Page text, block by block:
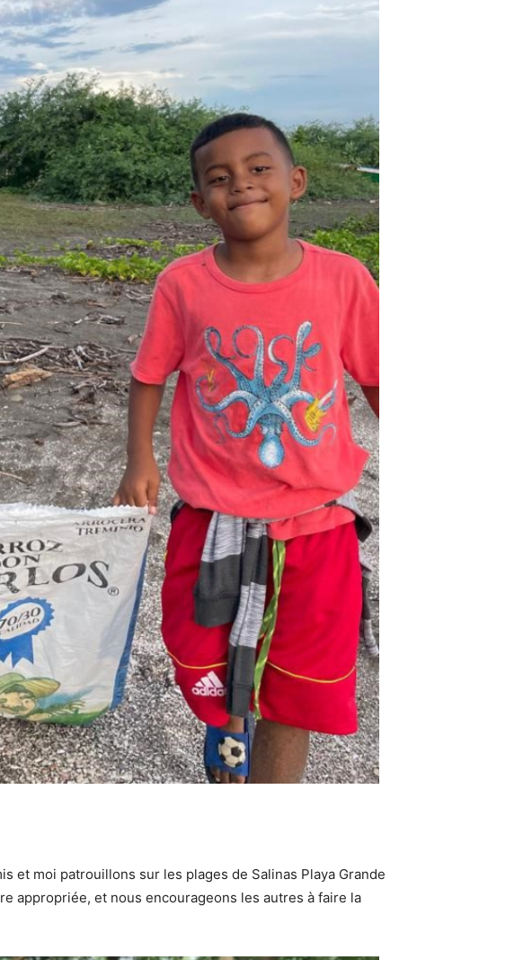
et moi patrouillons sur les plages de Salinas Playa Grande
appropriée, et nous encourageons les autres à faire la